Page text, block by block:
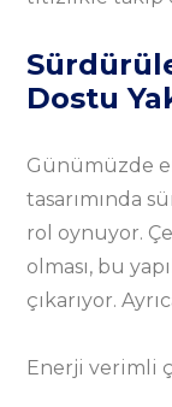
Dostu
Günümüzde
tasarımında
rol oynuyor.
olması, bu
çıkarıyor.
Enerji verimli